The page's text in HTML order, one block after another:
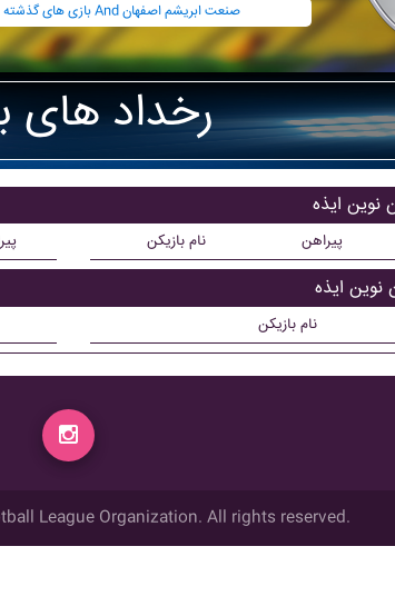
بازی های گذشته سپاهان نوين ايذه And صنعت ابريشم اصفهان
رخداد های
نوين ايذه
نام بازیکن پیراهن
نوين ايذه
نام بازیکن
League Organization. All rights reserved.